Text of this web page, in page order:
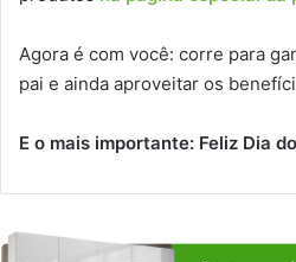
Agora é com você: corre para
pai e ainda aproveitar os
E o mais importante: Feliz Dia